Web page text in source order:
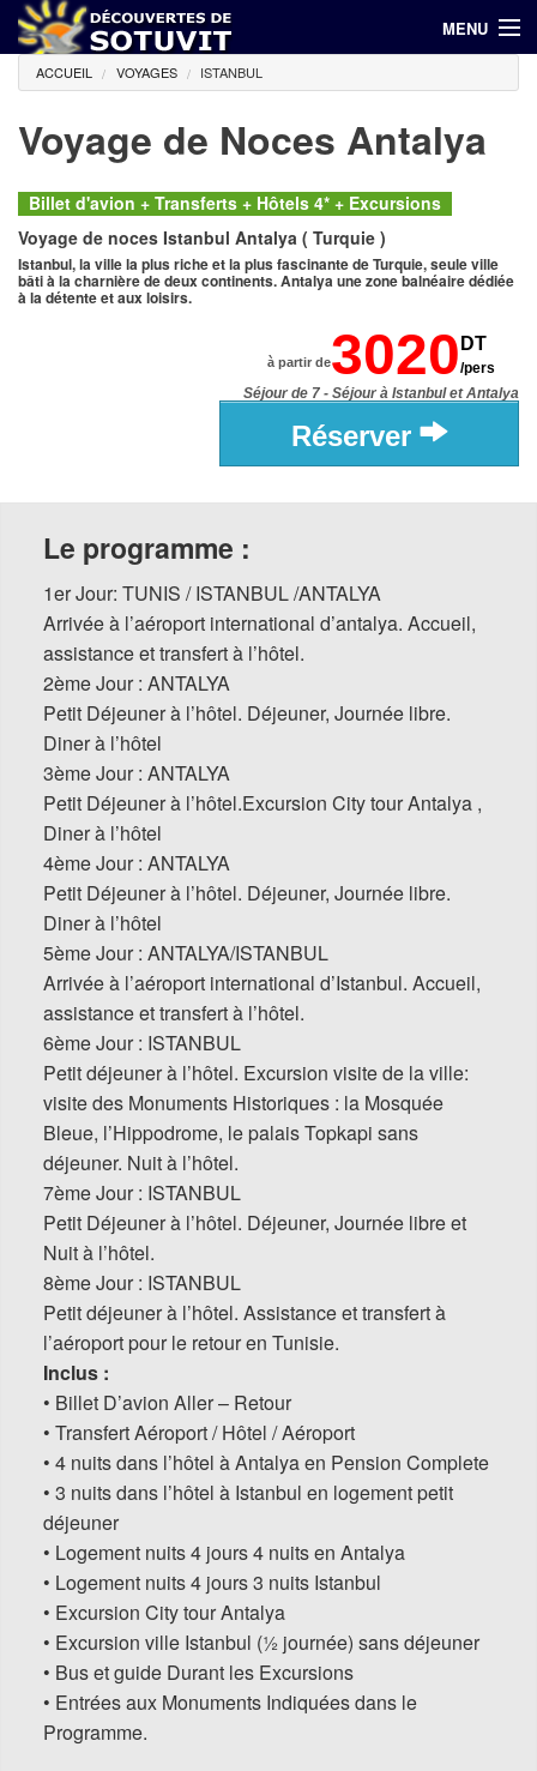
MENU
(00 216) 71 798 644 / 94 686 940
Accueil
Hôtels
Voyages
Croisières
ACCUEIL VOYAGES ISTANBUL
Voyage de Noces Antalya
Billet d'avion + Transferts + Hôtels 4* + Excursions
Voyage de noces Istanbul Antalya ( Turquie )
Istanbul, la ville la plus riche et la plus fascinante de Turquie, seule ville
bâti à la charnière de deux continents. Antalya une zone balnéaire dédiée
à la détente et aux loisirs.
à partir de3020 DT
/pers
Séjour de 7 - Séjour à Istanbul et Antalya
Réserver
Le programme :
1er Jour: TUNIS / ISTANBUL /ANTALYA
Arrivée à l’aéroport international d’antalya. Accueil,
assistance et transfert à l’hôtel.
2ème Jour : ANTALYA
Petit Déjeuner à l’hôtel. Déjeuner, Journée libre.
Diner à l’hôtel
3ème Jour : ANTALYA
Petit Déjeuner à l’hôtel.Excursion City tour Antalya ,
Diner à l’hôtel
4ème Jour : ANTALYA
Petit Déjeuner à l’hôtel. Déjeuner, Journée libre.
Diner à l’hôtel
5ème Jour : ANTALYA/ISTANBUL
Arrivée à l’aéroport international d’Istanbul. Accueil,
assistance et transfert à l’hôtel.
6ème Jour : ISTANBUL
Petit déjeuner à l’hôtel. Excursion visite de la ville:
visite des Monuments Historiques : la Mosquée
Bleue, l’Hippodrome, le palais Topkapi sans
déjeuner. Nuit à l’hôtel.
7ème Jour : ISTANBUL
Petit Déjeuner à l’hôtel. Déjeuner, Journée libre et
Nuit à l’hôtel.
8ème Jour : ISTANBUL
Petit déjeuner à l’hôtel. Assistance et transfert à
l’aéroport pour le retour en Tunisie.
Inclus :
• Billet D’avion Aller – Retour
• Transfert Aéroport / Hôtel / Aéroport
• 4 nuits dans l’hôtel à Antalya en Pension Complete
• 3 nuits dans l’hôtel à Istanbul en logement petit
déjeuner
• Logement nuits 4 jours 4 nuits en Antalya
• Logement nuits 4 jours 3 nuits Istanbul
• Excursion City tour Antalya
• Excursion ville Istanbul (½ journée) sans déjeuner
• Bus et guide Durant les Excursions
• Entrées aux Monuments Indiquées dans le
Programme.